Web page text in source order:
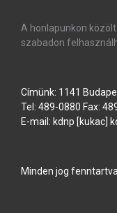
A honlapunkon
szabadon
Címünk: 1141
Tel: 489-0880 Fax:
E-mail: kdnp [kukac]
Minden jog